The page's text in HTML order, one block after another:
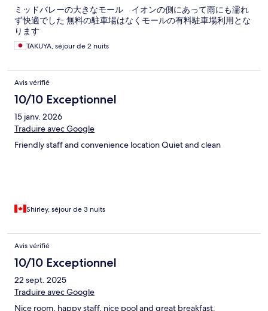
ミッドバレーの大きなモール イオンの側にあって雨にも濡れ
ず快適でした 無料の駐車場はなくモールの有料駐車場利用とな
ります
TAKUYA, séjour de 2 nuits
Avis vérifié
10/10 Exceptionnel
15 janv. 2026
Traduire avec Google
Friendly staff and convenience location Quiet and clean
Shirley, séjour de 3 nuits
Avis vérifié
10/10 Exceptionnel
22 sept. 2025
Traduire avec Google
Nice room, happy staff, nice pool and great breakfast.